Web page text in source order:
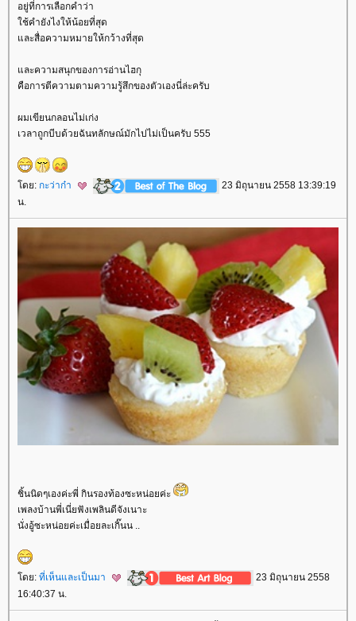
อยู่ที่การเลือกคำว่า
ช้คำยังไงให้น้อยที่สุด
ละสื่อความหมายให้กว้างที่สุด
ละความสนุกของการอ่านไฮกุ
คือการตีความตามความรู้สึกของตัวเองนี่ล่ะครับ
ผมเขียนกลอนไม่เก่ง
เวลาถูกบีบด้วยฉันทลักษณ์มักไปไม่เป็นครับ 555
ดย: กะว่าก๋า
23 มิถุนายน 2558 13:39:19
น.
ชิ้นนิดๆเองค่ะพี่ กินรองท้องซะหน่อยค่ะ
เพลงบ้านพี่เนี่ยฟังเพลินดีจังเนาะ
นั่งอู้ซะหน่อยค่ะเมื่อยละเกิ๊นน ..
ดย: ที่เห็นและเป็นมา
23 มิถุนายน 2558
16:40:37 น.